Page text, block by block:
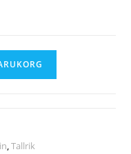
,Tallrik